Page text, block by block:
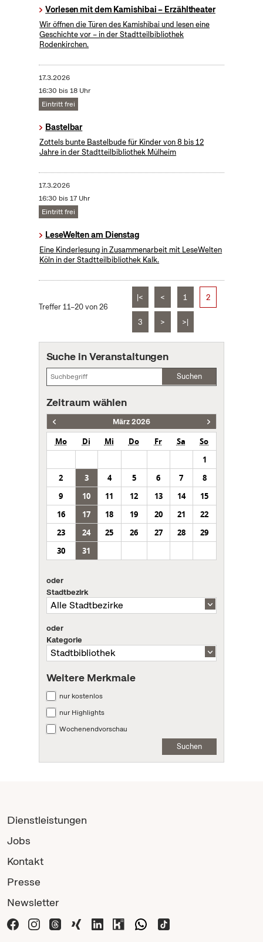
Vorlesen mit dem Kamishibai – Erzähltheater
Wir öffnen die Türen des Kamishibai und lesen eine
Geschichte vor – in der Stadtteilbibliothek
Rodenkirchen.
17.3.2026
16:30 bis 18 Uhr
Eintritt frei
Bastelbar
Zottels bunte Bastelbude für Kinder von 8 bis 12
Jahre in der Stadtteilbibliothek Mülheim
17.3.2026
16:30 bis 17 Uhr
Eintritt frei
LeseWelten am Dienstag
Eine Kinderlesung in Zusammenarbeit mit LeseWelten
Köln in der Stadtteilbibliothek Kalk.
Treffer 11–20 von 26
|< < 1 2
3 > >|
Suche in Veranstaltungen
Suchen
Zeitraum wählen
März 2026
Mo Di Mi Do Fr Sa
So
1
2
3 4 5 6 7
8
9
10 11 12 13 14
15
16
17 18 19 20 21
22
23
24 25 26 27 28
29
30
31
oder
Stadtbezirk
oder
Kategorie
Weitere Merkmale
nur kostenlos
nur Highlights
Wochenendvorschau
Suchen
Dienstleistungen
Jobs
Kontakt
Presse
Newsletter